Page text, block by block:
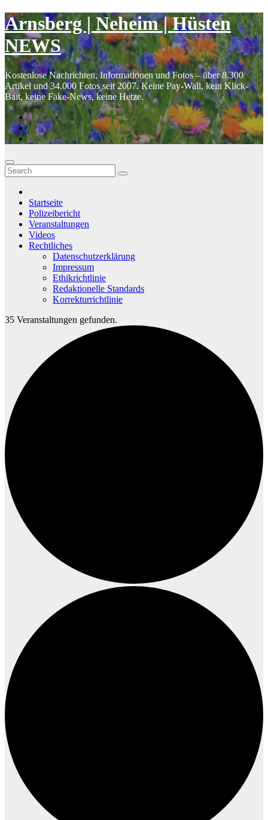
Skip
to
content
Arnsberg | Neheim | Hüsten
NEWS
Kostenlose Nachrichten, Informationen und Fotos – über 8.300
Artikel und 34.000 Fotos seit 2007. Keine Pay-Wall, kein Klick-
Bait, keine Fake-News, keine Hetze.
Startseite
Polizeibericht
Veranstaltungen
Videos
Rechtliches
Datenschutzerklärung
Impressum
Ethikrichtlinie
Redaktionelle Standards
Korrekturrichtlinie
35 Veranstaltungen gefunden.